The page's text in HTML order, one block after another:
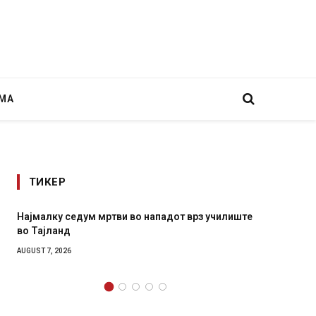
ТИКЕР
СОЗИС: Украинците повеќе им веруваат на
генералите отколку на Зеленски
AUGUST 7, 2026